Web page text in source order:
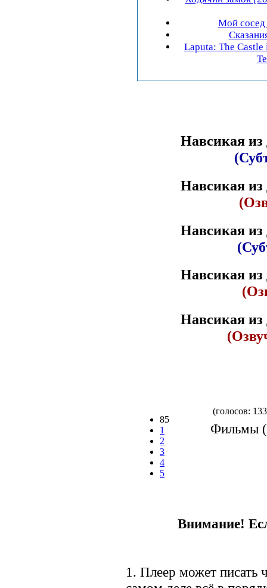
Мой сосед
Laputa: The
Навсикая из
Навсикая из
Навсикая из
Навсикая из
Навсикая из
85
1
2
3
4
5
(голосов:
Фильмы
Внимание!
1. Плеер может писать